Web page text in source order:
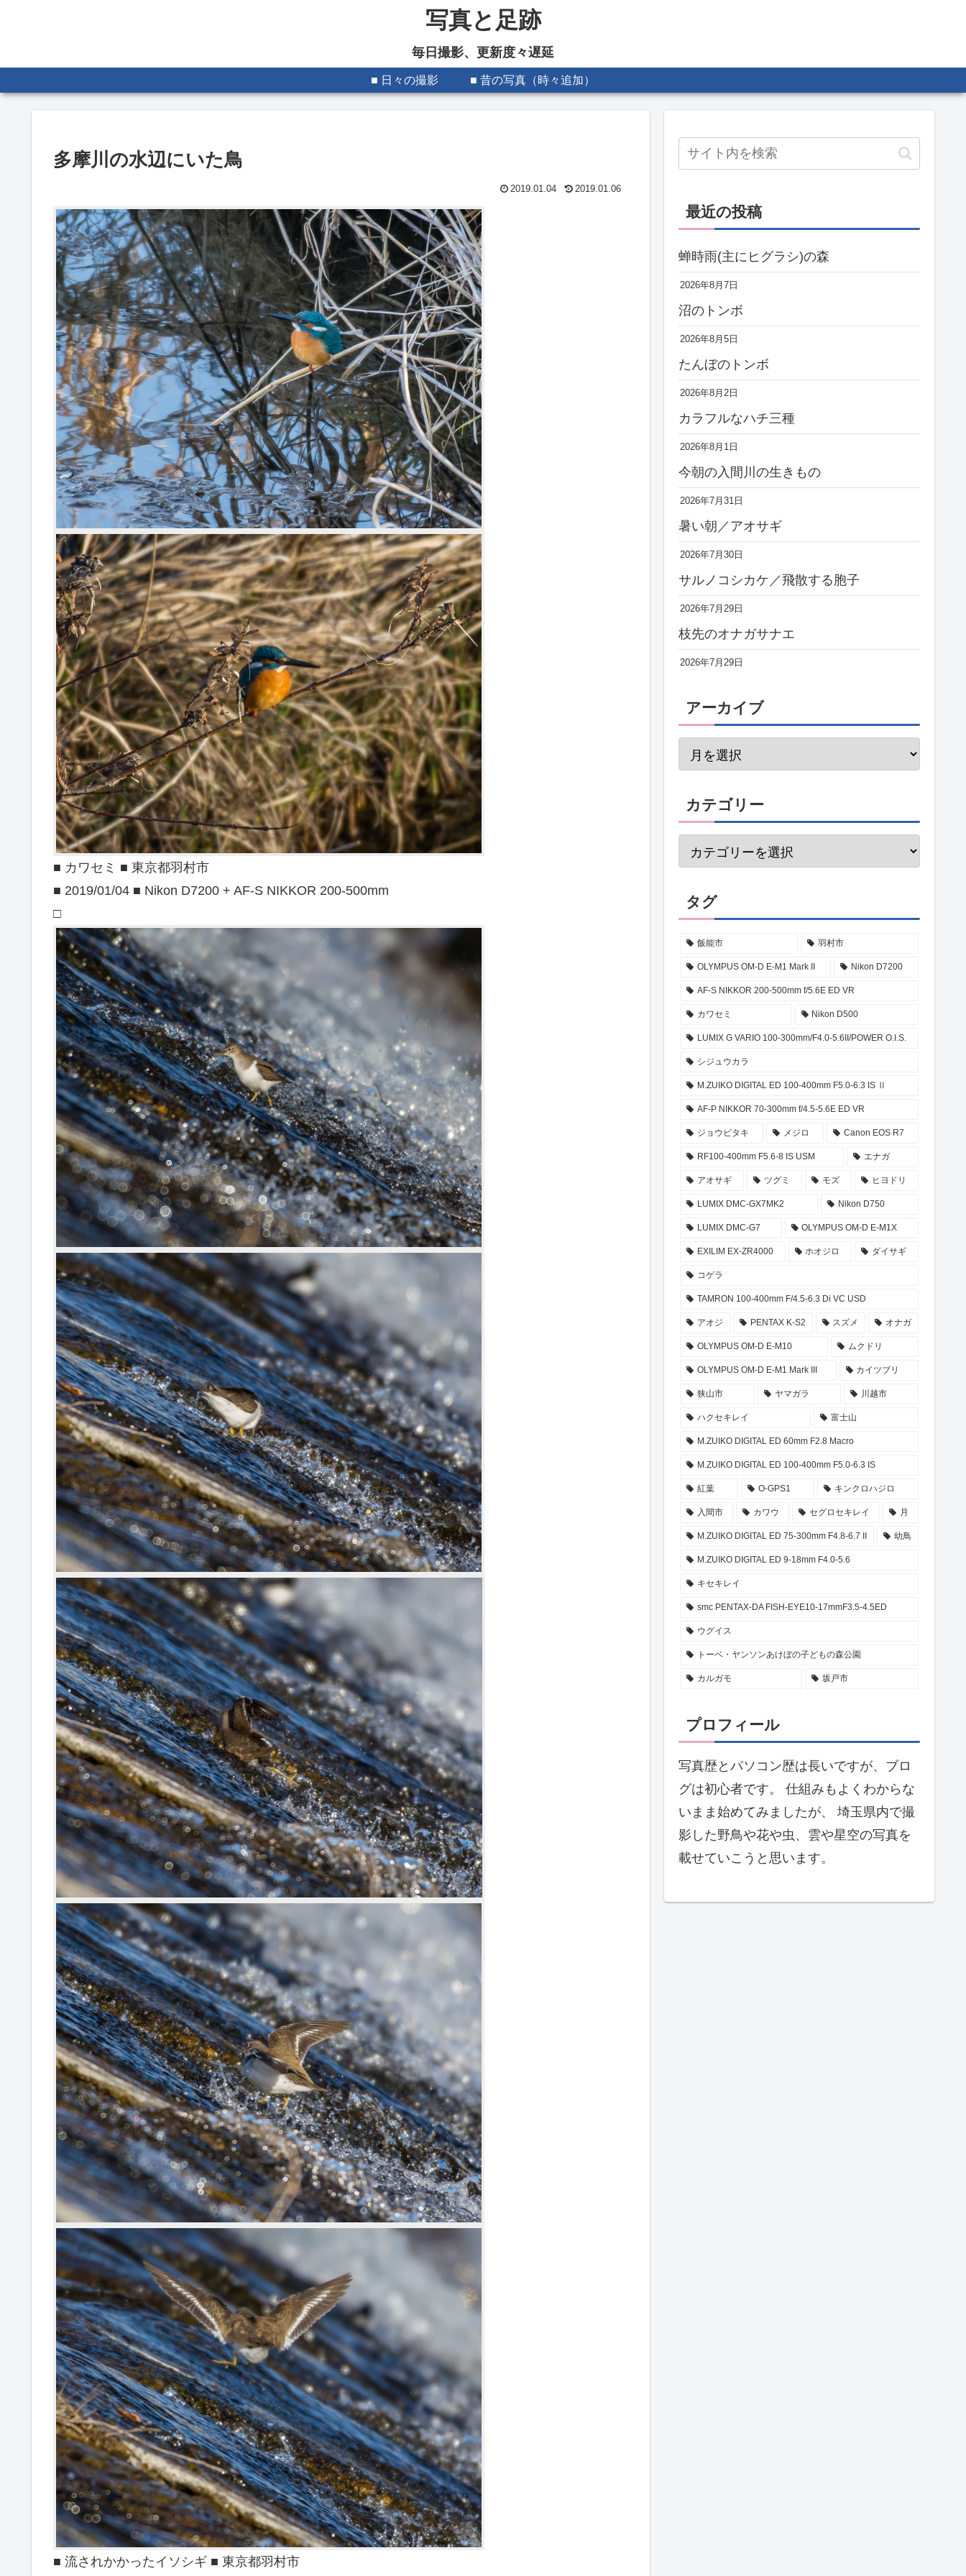
写真と足跡
毎日撮影、更新度々遅延
■ 日々の撮影 ■ 昔の写真（時々追加）
多摩川の水辺にいた鳥
2019.01.04 2019.01.06
■ カワセミ ■ 東京都羽村市
■ 2019/01/04 ■ Nikon D7200 + AF-S NIKKOR 200-500mm
□
■ 流されかかったイソシギ ■ 東京都羽村市
最近の投稿
蝉時雨(主にヒグラシ)の森
2026年8月7日
沼のトンボ
2026年8月5日
たんぼのトンボ
2026年8月2日
カラフルなハチ三種
2026年8月1日
今朝の入間川の生きもの
2026年7月31日
暑い朝／アオサギ
2026年7月30日
サルノコシカケ／飛散する胞子
2026年7月29日
枝先のオナガサナエ
2026年7月29日
アーカイブ
カテゴリー
タグ
飯能市 羽村市
OLYMPUS OM-D E-M1 Mark II Nikon D7200
AF-S NIKKOR 200-500mm f/5.6E ED VR
カワセミ Nikon D500
LUMIX G VARIO 100-300mm/F4.0-5.6II/POWER O.I.S.
シジュウカラ
M.ZUIKO DIGITAL ED 100-400mm F5.0-6.3 IS Ⅱ
AF-P NIKKOR 70-300mm f/4.5-5.6E ED VR
ジョウビタキ メジロ Canon EOS R7
RF100-400mm F5.6-8 IS USM エナガ
アオサギ ツグミ モズ ヒヨドリ
LUMIX DMC-GX7MK2 Nikon D750
LUMIX DMC-G7 OLYMPUS OM-D E-M1X
EXILIM EX-ZR4000 ホオジロ ダイサギ
コゲラ
TAMRON 100-400mm F/4.5-6.3 Di VC USD
アオジ PENTAX K-S2 スズメ オナガ
OLYMPUS OM-D E-M10 ムクドリ
OLYMPUS OM-D E-M1 Mark III カイツブリ
狭山市 ヤマガラ 川越市
ハクセキレイ 富士山
M.ZUIKO DIGITAL ED 60mm F2.8 Macro
M.ZUIKO DIGITAL ED 100-400mm F5.0-6.3 IS
紅葉 O-GPS1 キンクロハジロ
入間市 カワウ セグロセキレイ 月
M.ZUIKO DIGITAL ED 75-300mm F4.8-6.7 II 幼鳥
M.ZUIKO DIGITAL ED 9-18mm F4.0-5.6
キセキレイ
smc PENTAX-DA FISH-EYE10-17mmF3.5-4.5ED
ウグイス
トーベ・ヤンソンあけぼの子どもの森公園
カルガモ 坂戸市
プロフィール
写真歴とパソコン歴は長いですが、ブロ
グは初心者です。 仕組みもよくわからな
いまま始めてみましたが、 埼玉県内で撮
影した野鳥や花や虫、雲や星空の写真を
載せていこうと思います。